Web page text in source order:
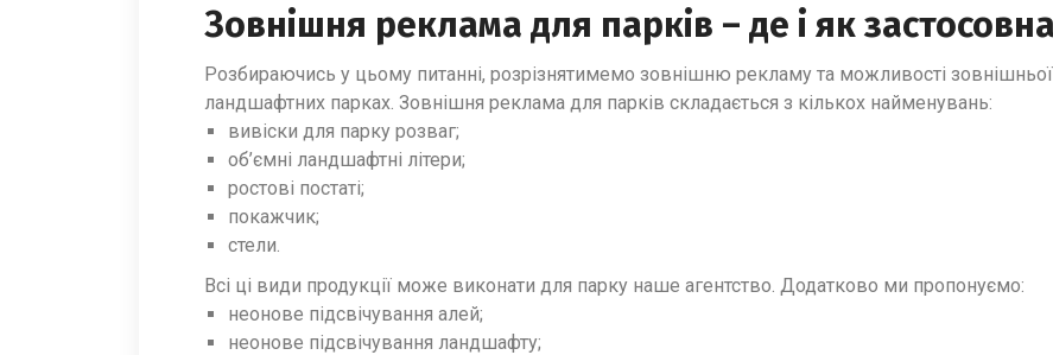
Зовнішня реклама для парків – де і як застосовна
Розбираючись у цьому питанні, розрізнятимемо зовнішню рекламу та можливості
ландшафтних парках. Зовнішня реклама для парків складається з кількох найменувань:
вивіски для парку розваг;
об’ємні ландшафтні літери;
ростові постаті;
покажчик;
стели.
Всі ці види продукції може виконати для парку наше агентство. Додатково ми пропонуємо:
неонове підсвічування алей;
неонове підсвічування ландшафту;